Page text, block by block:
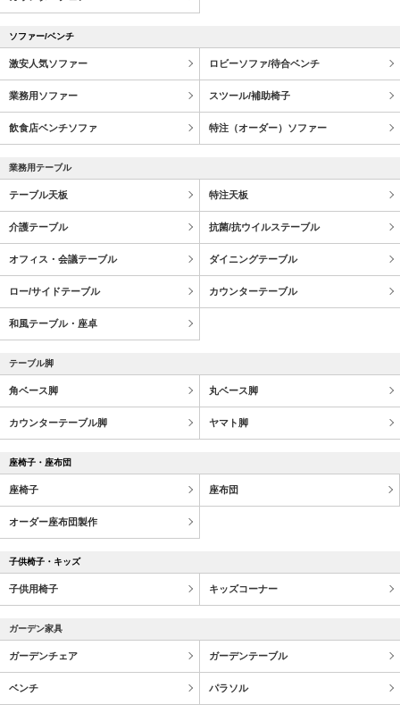
ソファー/ベンチ
激安人気ソファー ロビーソファ/待合ベンチ
業務用ソファー スツール/補助椅子
飲食店ベンチソファ 特注（オーダー）ソファー
業務用テーブル
テーブル天板 特注天板
介護テーブル 抗菌/抗ウイルステーブル
オフィス・会議テーブル ダイニングテーブル
ロー/サイドテーブル カウンターテーブル
和風テーブル・座卓
テーブル脚
角ベース脚 丸ベース脚
カウンターテーブル脚 ヤマト脚
座椅子・座布団
座椅子 座布団
オーダー座布団製作
子供椅子・キッズ
子供用椅子 キッズコーナー
ガーデン家具
ガーデンチェア ガーデンテーブル
ベンチ パラソル